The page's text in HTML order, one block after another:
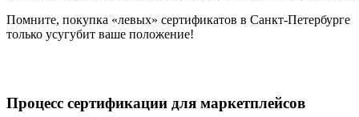
Помните, покупка «левых» сертификатов в Санкт-Петербурге
только усугубит ваше положение!
Процесс сертификации для маркетплейсов